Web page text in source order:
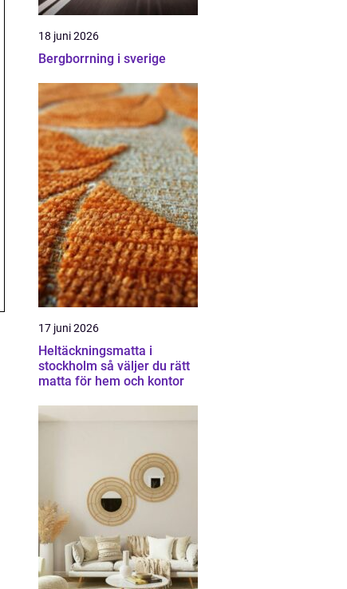
18 juni 2026
Bergborrning i sverige
17 juni 2026
Heltäckningsmatta i
stockholm så väljer du rätt
matta för hem och kontor